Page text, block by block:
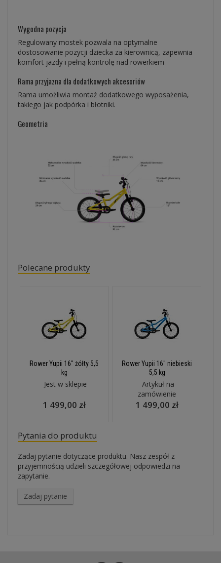
Wygodna pozycja
Regulowany mostek pozwala na optymalne
dostosowanie pozycji dziecka za kierownicą, zapewnia
komfort jazdy i pełną kontrolę nad rowerkiem
Rama przyjazna dla dodatkowych akcesoriów
Rama umożliwia montaż dodatkowego wyposażenia,
takiego jak podpórka i błotniki.
Geometria
Polecane produkty
Rower Yupii 16" żółty 5,5
kg
Jest w sklepie
1 499,00 zł
Rower Yupii 16" niebieski
5,5 kg
Artykuł na
zamówienie
1 499,00 zł
Pytania do produktu
Zadaj pytanie dotyczące produktu. Nasz zespół z
przyjemnością udzieli szczegółowej odpowiedzi na
zapytanie.
Zadaj pytanie